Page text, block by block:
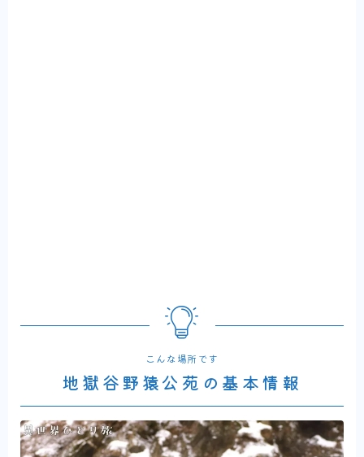
こんな場所です
地獄谷野猿公苑の基本情報